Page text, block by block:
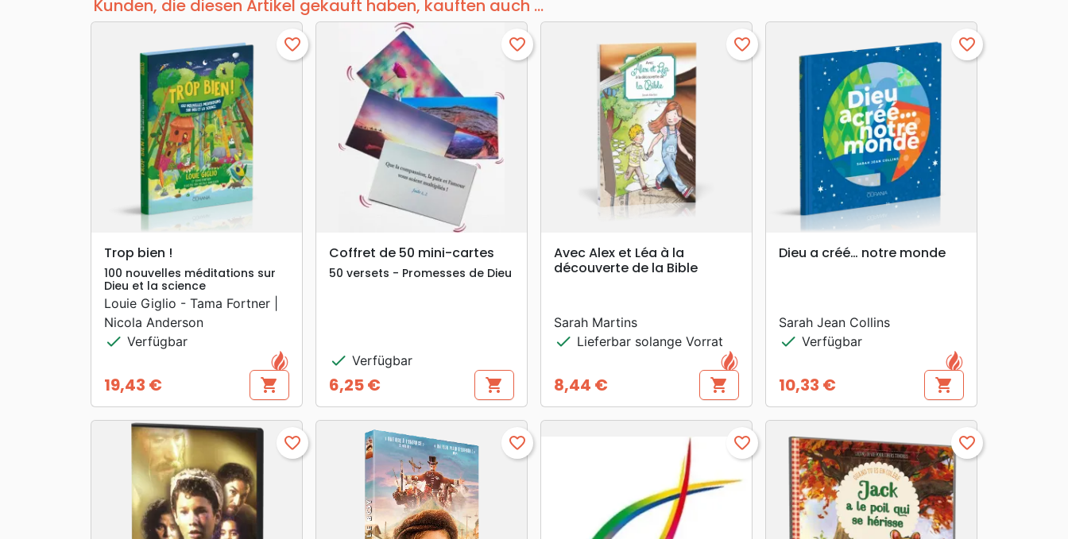
Kunden, die diesen Artikel gekauft haben, kauften auch ...
search VORSCHAU
favorite_border
Trop bien !
100 nouvelles méditations sur
Dieu et la science
Louie Giglio - Tama Fortner |
Nicola Anderson
check Verfügbar
Preis
19,43 € shopping_cart
search VORSCHAU
favorite_border
Coffret de 50 mini-cartes
50 versets - Promesses de Dieu
check Verfügbar
Preis
6,25 € shopping_cart
search VORSCHAU
favorite_border
Avec Alex et Léa à la
découverte de la Bible
Sarah Martins
check Lieferbar solange Vorrat
Preis
8,44 € shopping_cart
search VORSCHAU
favorite_border
Dieu a créé… notre monde
Sarah Jean Collins
check Verfügbar
Preis
10,33 € shopping_cart
favorite_border favorite_border favorite_border favorite_border